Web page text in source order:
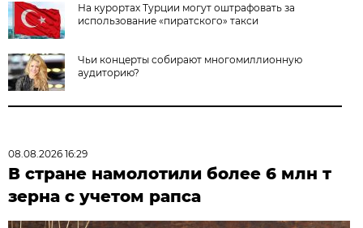
На курортах Турции могут оштрафовать за
использование «пиратского» такси
Чьи концерты собирают многомиллионную
аудиторию?
08.08.2026 16:29
В стране намолотили более 6 млн т
зерна с учетом рапса